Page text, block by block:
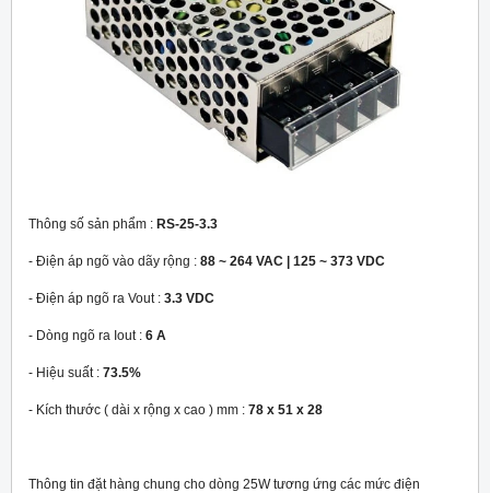
Thông số sản phẩm : RS-25-3.3
- Điện áp ngõ vào dãy rộng : 88 ~ 264 VAC | 125 ~ 373 VDC
- Điện áp ngõ ra Vout : 3.3 VDC
- Dòng ngõ ra Iout : 6 A
- Hiệu suất : 73.5%
- Kích thước ( dài x rộng x cao ) mm : 78 x 51 x 28
Thông tin đặt hàng chung cho dòng 25W tương ứng các mức điện